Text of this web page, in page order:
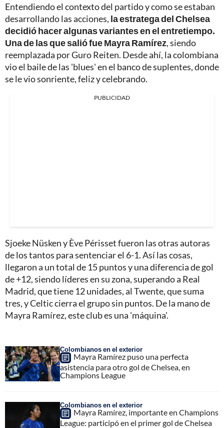
Entendiendo el contexto del partido y como se estaban
desarrollando las acciones, la estratega del Chelsea
decidió hacer algunas variantes en el entretiempo.
Una de las que salió fue Mayra Ramírez, siendo
reemplazada por Guro Reiten. Desde ahí, la colombiana
vio el baile de las 'blues' en el banco de suplentes, donde
se le vio sonriente, feliz y celebrando.
PUBLICIDAD
Sjoeke Nüsken y Ève Périsset fueron las otras autoras
de los tantos para sentenciar el 6-1. Así las cosas,
llegaron a un total de 15 puntos y una diferencia de gol
de +12, siendo líderes en su zona, superando a Real
Madrid, que tiene 12 unidades, al Twente, que suma
tres, y Celtic cierra el grupo sin puntos. De la mano de
Mayra Ramírez, este club es una 'máquina'.
Colombianos en el exterior
Mayra Ramírez puso una perfecta
asistencia para otro gol de Chelsea, en
Champions League
Colombianos en el exterior
Mayra Ramírez, importante en Champions
League: participó en el primer gol de Chelsea